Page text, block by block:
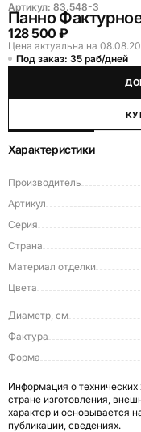
Артикул: 83.548-3
Панно
128 500 ₽
Цена актуальна на
Под заказ: 35 раб/дней
Характеристики
Производитель
Артикул
Серия
Страна
Материал отделки
Цвета
Диаметр, см
Фактура
Форма
Информация о технических
стране изготовления,
характер и основывается
публикации, сведениях.